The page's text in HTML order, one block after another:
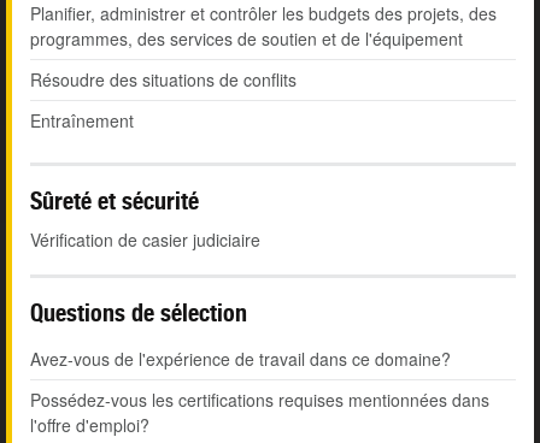
Planifier, administrer et contrôler les budgets des projets, des
programmes, des services de soutien et de l'équipement
Résoudre des situations de conflits
Entraînement
Sûreté et sécurité
Vérification de casier judiciaire
Questions de sélection
Avez-vous de l'expérience de travail dans ce domaine?
Possédez-vous les certifications requises mentionnées dans
l'offre d'emploi?